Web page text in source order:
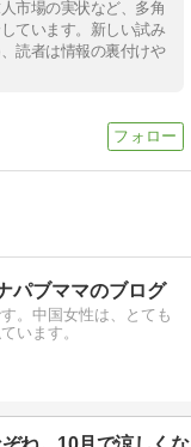
市場の実状など、多角
ています。新しい試み
読者は情報の裏付けや
パブママのブログ
。中国女性は、とても
います。